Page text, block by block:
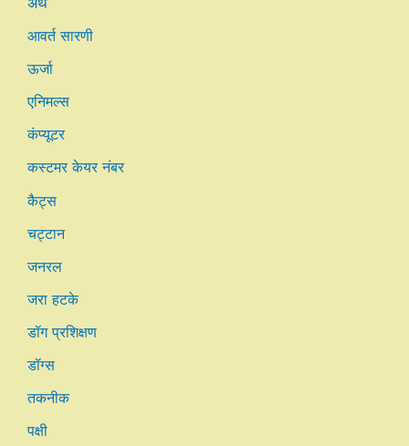
आवर्त सारणी
ऊर्जा
एनिमल्स
कंप्यूटर
कस्टमर केयर नंबर
कैट्स
चट्टान
जनरल
जरा हटके
डॉग प्रशिक्षण
डॉग्स
तकनीक
पक्षी